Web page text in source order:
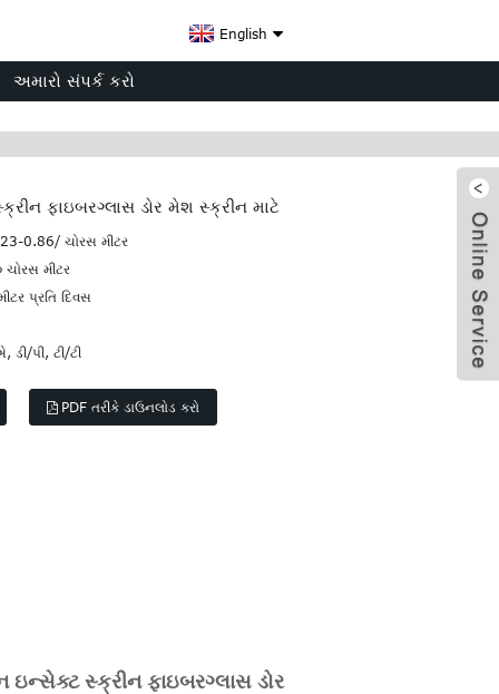
English
અમારો સંપર્ક કરો
ફાઇબરગ્લાસ ડોર મેશ સ્ક્રીન માટે
0.86/ ચોરસ મીટર
ચોરસ મીટર
પ્રતિ દિવસ
પી, ટી/ટી
PDF તરીકે ડાઉનલોડ કરો
ઇન્સેક્ટ સ્ક્રીન ફાઇબરગ્લાસ ડોર